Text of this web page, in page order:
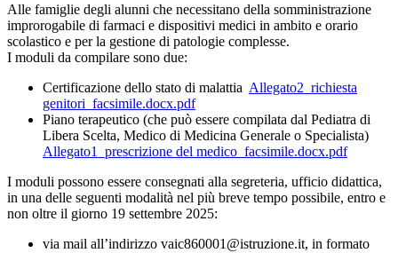
Alle famiglie degli alunni che necessitano della somministrazione
improrogabile di farmaci e dispositivi medici in ambito e orario
scolastico e per la gestione di patologie complesse.
I moduli da compilare sono due:
Certificazione dello stato di malattia Allegato2_richiesta
genitori_facsimile.docx.pdf
Piano terapeutico (che può essere compilata dal Pediatra di
Libera Scelta, Medico di Medicina Generale o Specialista)
Allegato1_prescrizione del medico_facsimile.docx.pdf
I moduli possono essere consegnati alla segreteria, ufficio didattica,
in una delle seguenti modalità nel più breve tempo possibile, entro e
non oltre il giorno 19 settembre 2025:
via mail all’indirizzo vaic860001@istruzione.it, in formato